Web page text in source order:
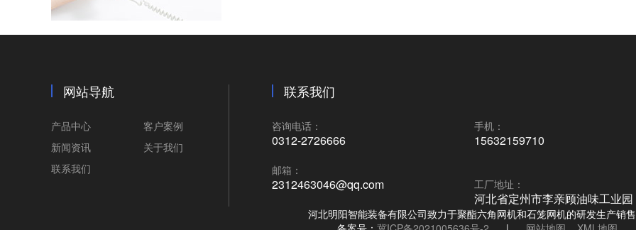
网站导航
产品中心
客户案例
新闻资讯
关于我们
联系我们
联系我们
咨询电话：
0312-2726666
手机：
15632159710
邮箱：
2312463046@qq.com 工厂地址：
河北省定州市李亲顾油味工业园
河北明阳智能装备有限公司致力于聚酯六角网机和石笼网机的研发生产销